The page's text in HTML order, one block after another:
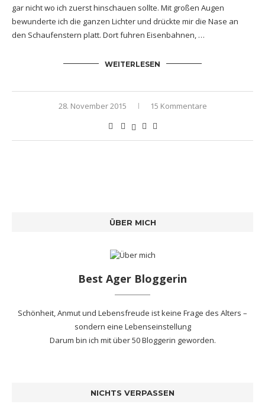
gar nicht wo ich zuerst hinschauen sollte. Mit großen Augen
bewunderte ich die ganzen Lichter und drückte mir die Nase an
den Schaufenstern platt. Dort fuhren Eisenbahnen, …
WEITERLESEN
28. November 2015 15 Kommentare
ÜBER MICH
Best Ager Bloggerin
Schönheit, Anmut und Lebensfreude ist keine Frage des Alters –
sondern eine Lebenseinstellung
Darum bin ich mitüber 50 Bloggerin geworden.
NICHTS VERPASSEN